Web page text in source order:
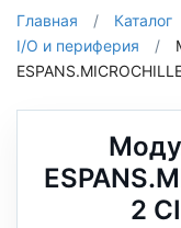
Главная / Каталог
I/O и периферия
/
2